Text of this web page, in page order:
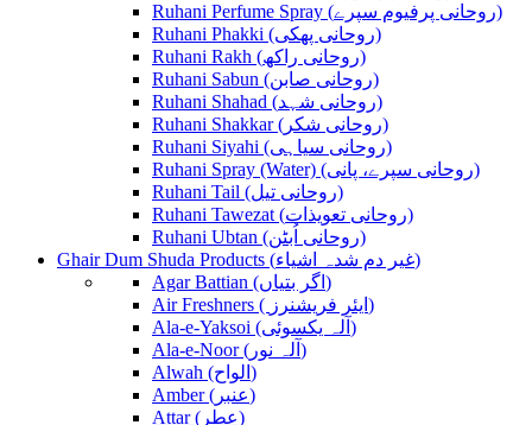
Ruhani Perfume Spray (روحانی پرفیوم سپرے)
Ruhani Phakki (روحانی پھکی)
Ruhani Rakh (روحانی راکھ)
Ruhani Sabun (روحانی صابن)
Ruhani Shahad (روحانی شہد)
Ruhani Shakkar (روحانی شکر)
Ruhani Siyahi (روحانی سیاہی)
Ruhani Spray (Water) (روحانی سپرے، پانی)
Ruhani Tail (روحانی تیل)
Ruhani Tawezat (روحانی تعویذات)
Ruhani Ubtan (روحانی اُبٹن)
Ghair Dum Shuda Products (غیر دم شدہ اشیاء)
Agar Battian (اگر بتیاں)
Air Freshners ( ایئر فریشنرز)
Ala-e-Yaksoi (آلہ یکسوئی)
Ala-e-Noor (آلہ نور)
Alwah (الواح)
Amber (عنبر)
Attar (عطر)